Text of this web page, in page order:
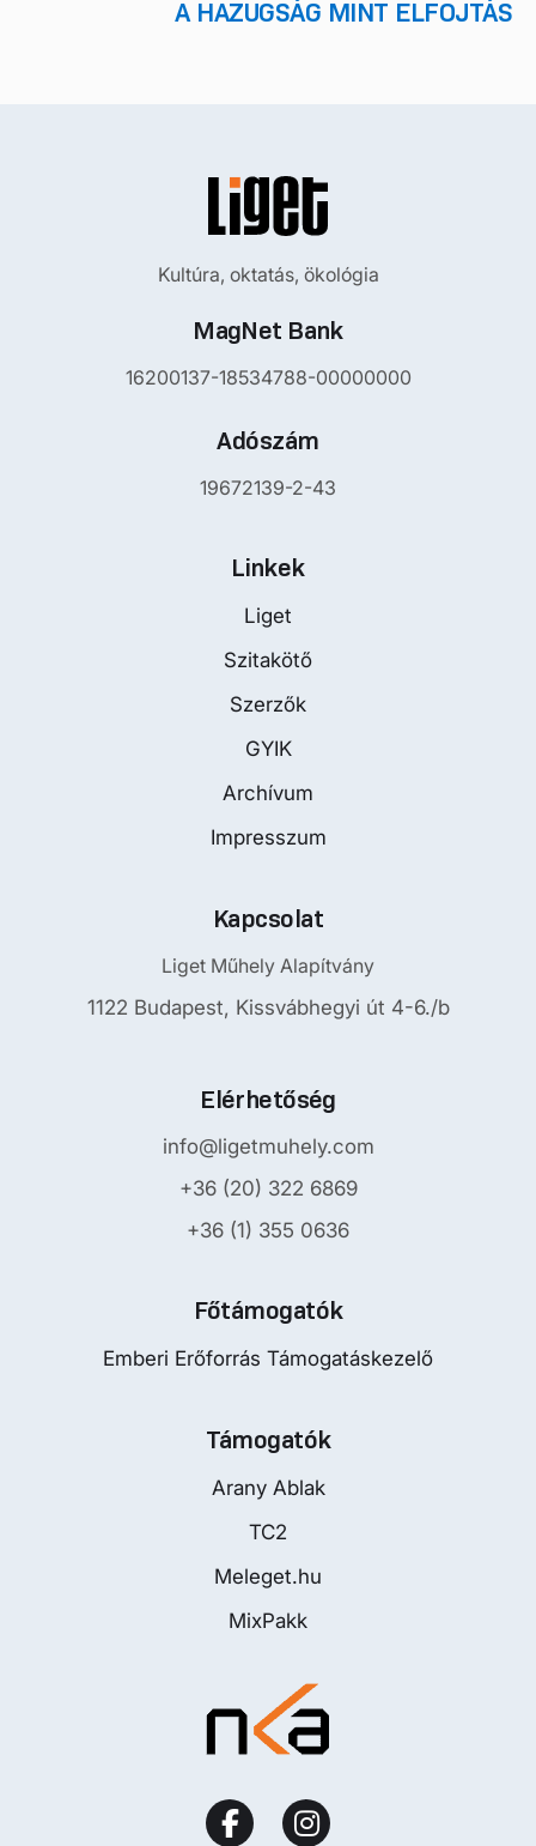
A HAZUGSÁG MINT ELFOJTÁS
Kultúra, oktatás, ökológia
MagNet Bank
16200137-18534788-00000000
Adószám
19672139-2-43
Linkek
Liget
Szitakötő
Szerzők
GYIK
Archívum
Impresszum
Kapcsolat
Liget Műhely Alapítvány
1122 Budapest, Kissvábhegyi út 4-6./b
Elérhetőség
info@ligetmuhely.com
+36 (20) 322 6869
+36 (1) 355 0636
Főtámogatók
Emberi Erőforrás Támogatáskezelő
Támogatók
Arany Ablak
TC2
Meleget.hu
MixPakk